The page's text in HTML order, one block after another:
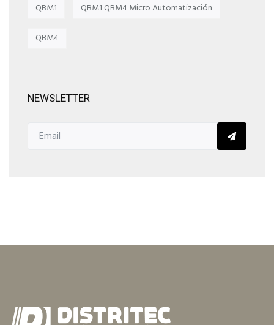
QBM1 QBM1 QBM4 Micro Automatización
QBM4
NEWSLETTER